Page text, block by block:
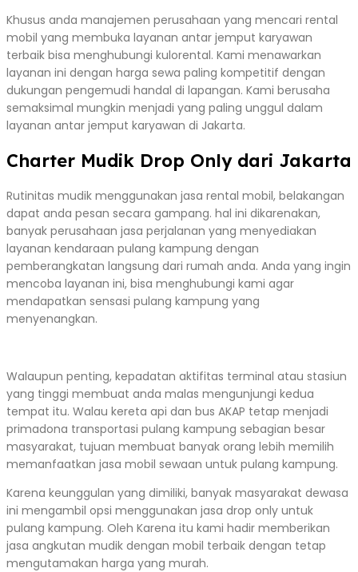
Khusus anda manajemen perusahaan yang mencari rental
mobil yang membuka layanan antar jemput karyawan
terbaik bisa menghubungi kulorental. Kami menawarkan
layanan ini dengan harga sewa paling kompetitif dengan
dukungan pengemudi handal di lapangan. Kami berusaha
semaksimal mungkin menjadi yang paling unggul dalam
layanan antar jemput karyawan di Jakarta.
Charter Mudik Drop Only dari Jakarta
Rutinitas mudik menggunakan jasa rental mobil, belakangan
dapat anda pesan secara gampang. hal ini dikarenakan,
banyak perusahaan jasa perjalanan yang menyediakan
layanan kendaraan pulang kampung dengan
pemberangkatan langsung dari rumah anda. Anda yang ingin
mencoba layanan ini, bisa menghubungi kami agar
mendapatkan sensasi pulang kampung yang
menyenangkan.
Walaupun penting, kepadatan aktifitas terminal atau stasiun
yang tinggi membuat anda malas mengunjungi kedua
tempat itu. Walau kereta api dan bus AKAP tetap menjadi
primadona transportasi pulang kampung sebagian besar
masyarakat, tujuan membuat banyak orang lebih memilih
memanfaatkan jasa mobil sewaan untuk pulang kampung.
Karena keunggulan yang dimiliki, banyak masyarakat dewasa
ini mengambil opsi menggunakan jasa drop only untuk
pulang kampung. Oleh Karena itu kami hadir memberikan
jasa angkutan mudik dengan mobil terbaik dengan tetap
mengutamakan harga yang murah.